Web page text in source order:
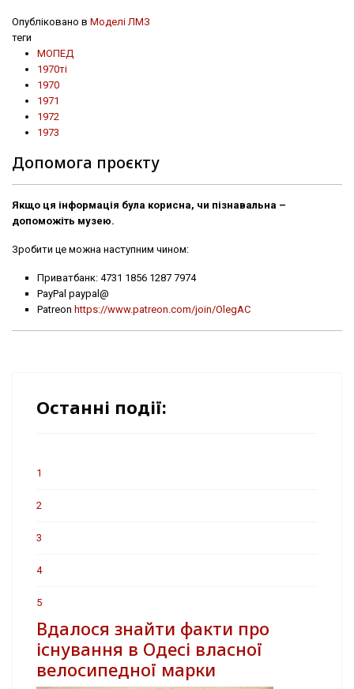
Опубліковано в Моделі ЛМЗ
теги
МОПЕД
1970ті
1970
1971
1972
1973
Допомога проєкту
Якщо ця інформація була корисна, чи пізнавальна –
допоможіть музею.
Зробити це можна наступним чином:
Приватбанк: 4731 1856 1287 7974
PayPal paypal@
Patreon https://www.patreon.com/join/OlegAC
Останні події:
1
2
3
4
5
Вдалося знайти факти про
існування в Одесі власної
велосипедної марки